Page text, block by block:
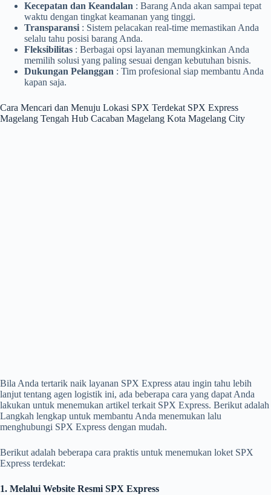
Kecepatan dan Keandalan : Barang Anda akan sampai tepat
waktu dengan tingkat keamanan yang tinggi.
Transparansi : Sistem pelacakan real-time memastikan Anda
selalu tahu posisi barang Anda.
Fleksibilitas : Berbagai opsi layanan memungkinkan Anda
memilih solusi yang paling sesuai dengan kebutuhan bisnis.
Dukungan Pelanggan : Tim profesional siap membantu Anda
kapan saja.
Cara Mencari dan Menuju Lokasi SPX Terdekat SPX Express
Magelang Tengah Hub Cacaban Magelang Kota Magelang City
Bila Anda tertarik naik layanan SPX Express atau ingin tahu lebih
lanjut tentang agen logistik ini, ada beberapa cara yang dapat Anda
lakukan untuk menemukan artikel terkait SPX Express. Berikut adalah
Langkah lengkap untuk membantu Anda menemukan lalu
menghubungi SPX Express dengan mudah.
Berikut adalah beberapa cara praktis untuk menemukan loket SPX
Express terdekat:
1. Melalui Website Resmi SPX Express